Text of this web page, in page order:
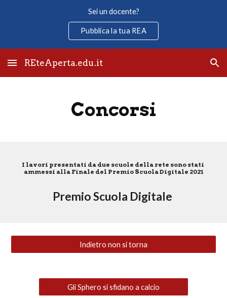
Sei un docente?
Pubblica la tua REA
REteAperta.edu.it
Concorsi
I lavori presentati da due scuole della rete sono stati
ammessi alla Finale del Premio Scuola Digitale 2021
Premio Scuola Digitale
Indietro non si torna
Gli Sphero si sfidano a calcio